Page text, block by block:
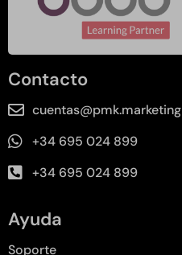
Contacto
cuentas@pmk.marketing
+34 695 024 899
+34 695 024 899
Ayuda
Soporte